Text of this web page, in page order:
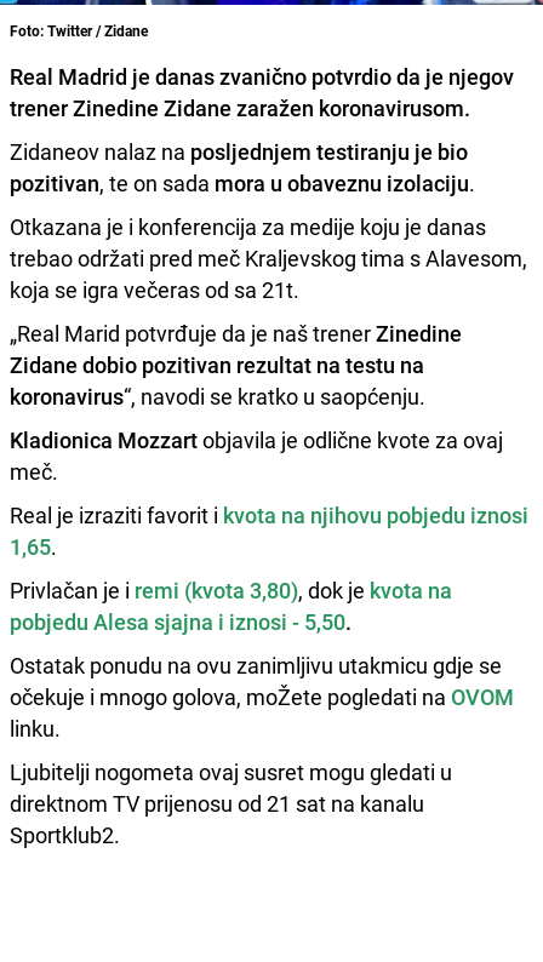
Foto: Twitter / Zidane
Real Madrid je danaszvanično potvrdioda je njegov
trenerZinedine Zidane zaražen koronavirusom.
Zidaneov nalaz na posljednjem testiranju je bio
pozitivan, te on sada mora u obaveznu izolaciju.
Otkazana je i konferencija za medije koju je danas
trebao održati pred meč Kraljevskog tima s Alavesom,
koja se igra večeras od sa 21t.
„Real Marid potvrđuje da je naš trenerZinedine
Zidane dobio pozitivan rezultat na testu na
koronavirus“, navodi se kratko u saopćenju.
Kladionica Mozzartobjavila je odlične kvote za ovaj
meč.
Real je izraziti favorit i kvota na njihovu pobjedu iznosi
1,65.
Privlačan je i remi (kvota 3,80), dok je kvota na
pobjedu Alesa sjajna i iznosi - 5,50.
Ostatak ponudu na ovu zanimljivu utakmicu gdje se
očekuje i mnogo golova, moŽete pogledati na OVOM
linku.
Ljubitelji nogometa ovaj susret mogu gledati u
direktnom TV prijenosu od 21 sat na kanalu
Sportklub2.